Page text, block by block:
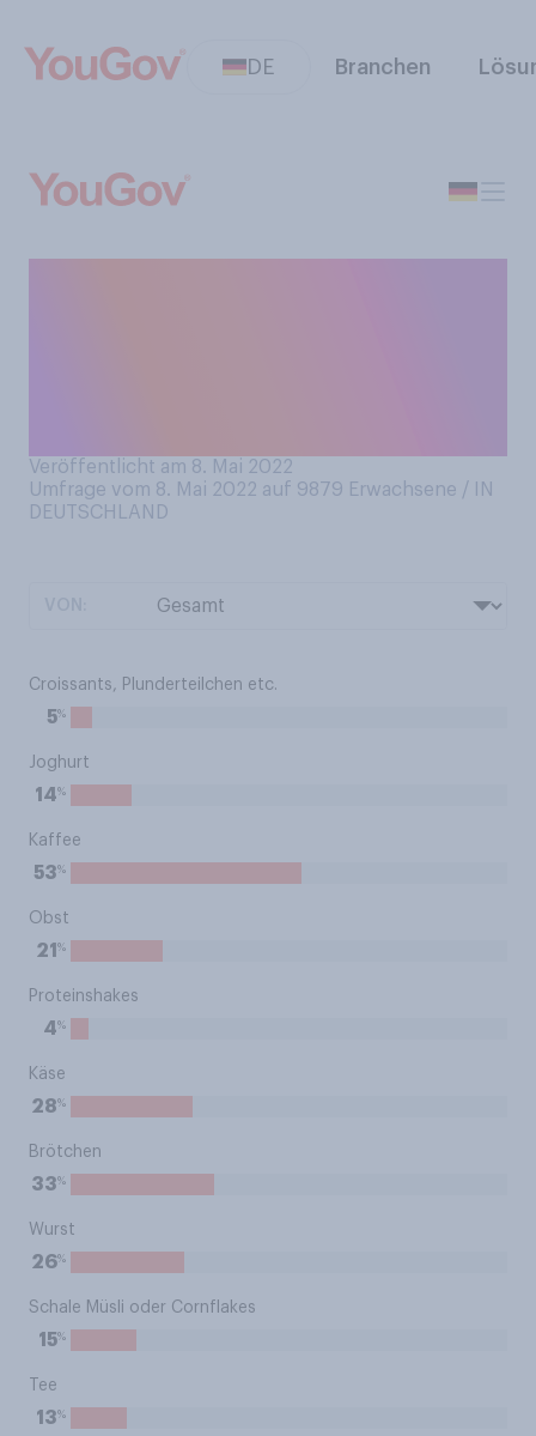
DE Branchen
Veröffentlicht am 8. Mai 2022
Umfrage vom 8. Mai 2022 auf 9879 Erwachsene / IN
DEUTSCHLAND
Croissants, Plunderteilchen etc.
5%
Joghurt
14%
Kaffee
53%
Obst
21 %
Proteinshakes
4%
Käse
28%
Brötchen
33%
Wurst
26%
Schale Müsli oder Cornflakes
15%
Tee
13%